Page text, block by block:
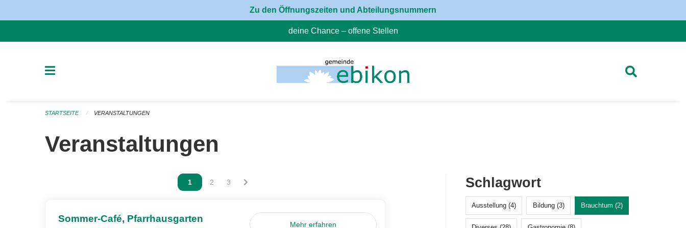
Zu den Öffnungszeiten und Abteilungsnummern
deine Chance – offene Stellen
STARTSEITE VERANSTALTUNGEN
Veranstaltungen
Vous êtes sur la page
1 Vous êtes sur la page
2 Vous êtes sur la page
3
Sommer-Café, Pfarrhausgarten
Mehr erfahren
Schlagwort
Ausstellung (4) Bildung (3) Brauchtum (2)